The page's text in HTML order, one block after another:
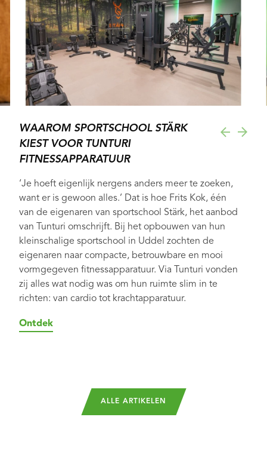
WAAROM SPORTSCHOOL STÄRK
KIEST VOOR TUNTURI
FITNESSAPPARATUUR
‘Je hoeft eigenlijk nergens anders meer te zoeken,
want er is gewoon alles.’ Dat is hoe Frits Kok, één
van de eigenaren van sportschool Stärk, het aanbod
van Tunturi omschrijft. Bij het opbouwen van hun
kleinschalige sportschool in Uddel zochten de
eigenaren naar compacte, betrouwbare en mooi
vormgegeven fitnessapparatuur. Via Tunturi vonden
zij alles wat nodig was om hun ruimte slim in te
richten: van cardio tot krachtapparatuur.
Ontdek
ALLE ARTIKELEN